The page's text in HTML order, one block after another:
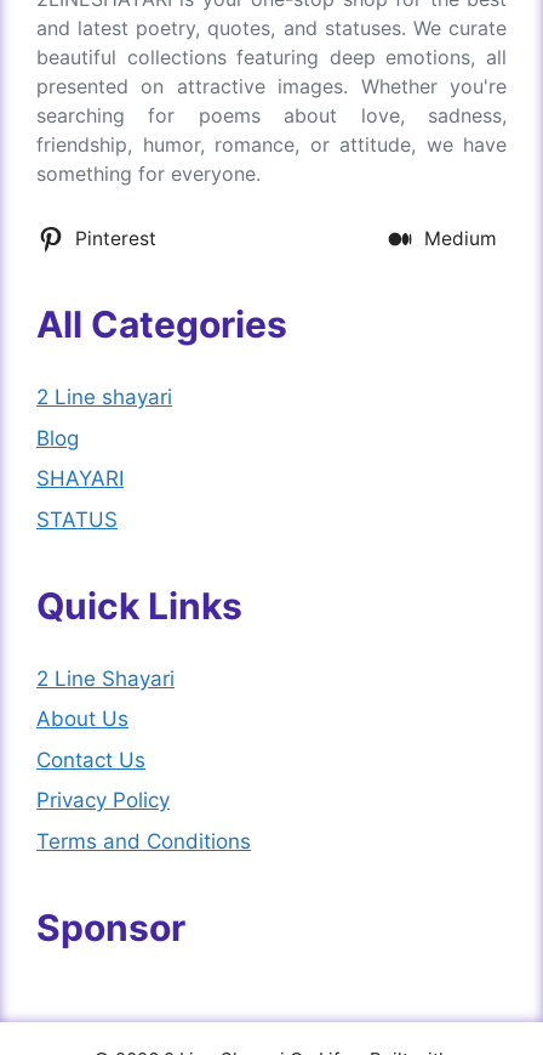
and latest poetry, quotes, and statuses. We curate
beautiful collections featuring deep emotions, all
presented on attractive images. Whether you're
searching for poems about love, sadness,
friendship, humor, romance, or attitude, we have
something for everyone.
Pinterest Medium
All Categories
2 Line shayari
Blog
SHAYARI
STATUS
Quick Links
2 Line Shayari
About Us
Contact Us
Privacy Policy
Terms and Conditions
Sponsor